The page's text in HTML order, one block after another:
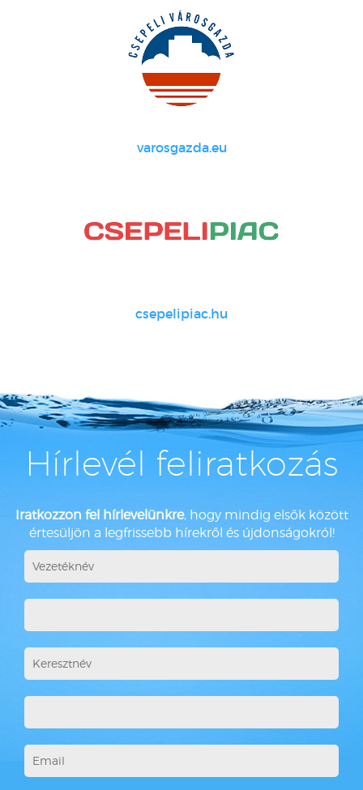
varosgazda.eu
csepelipiac.hu
Hírlevél feliratkozás
Iratkozzon fel hírlevelünkre, hogy mindig elsők között
értesüljön a legfrissebb hírekről és újdonságokról!